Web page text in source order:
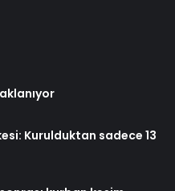
Kurulduktan sadece 13